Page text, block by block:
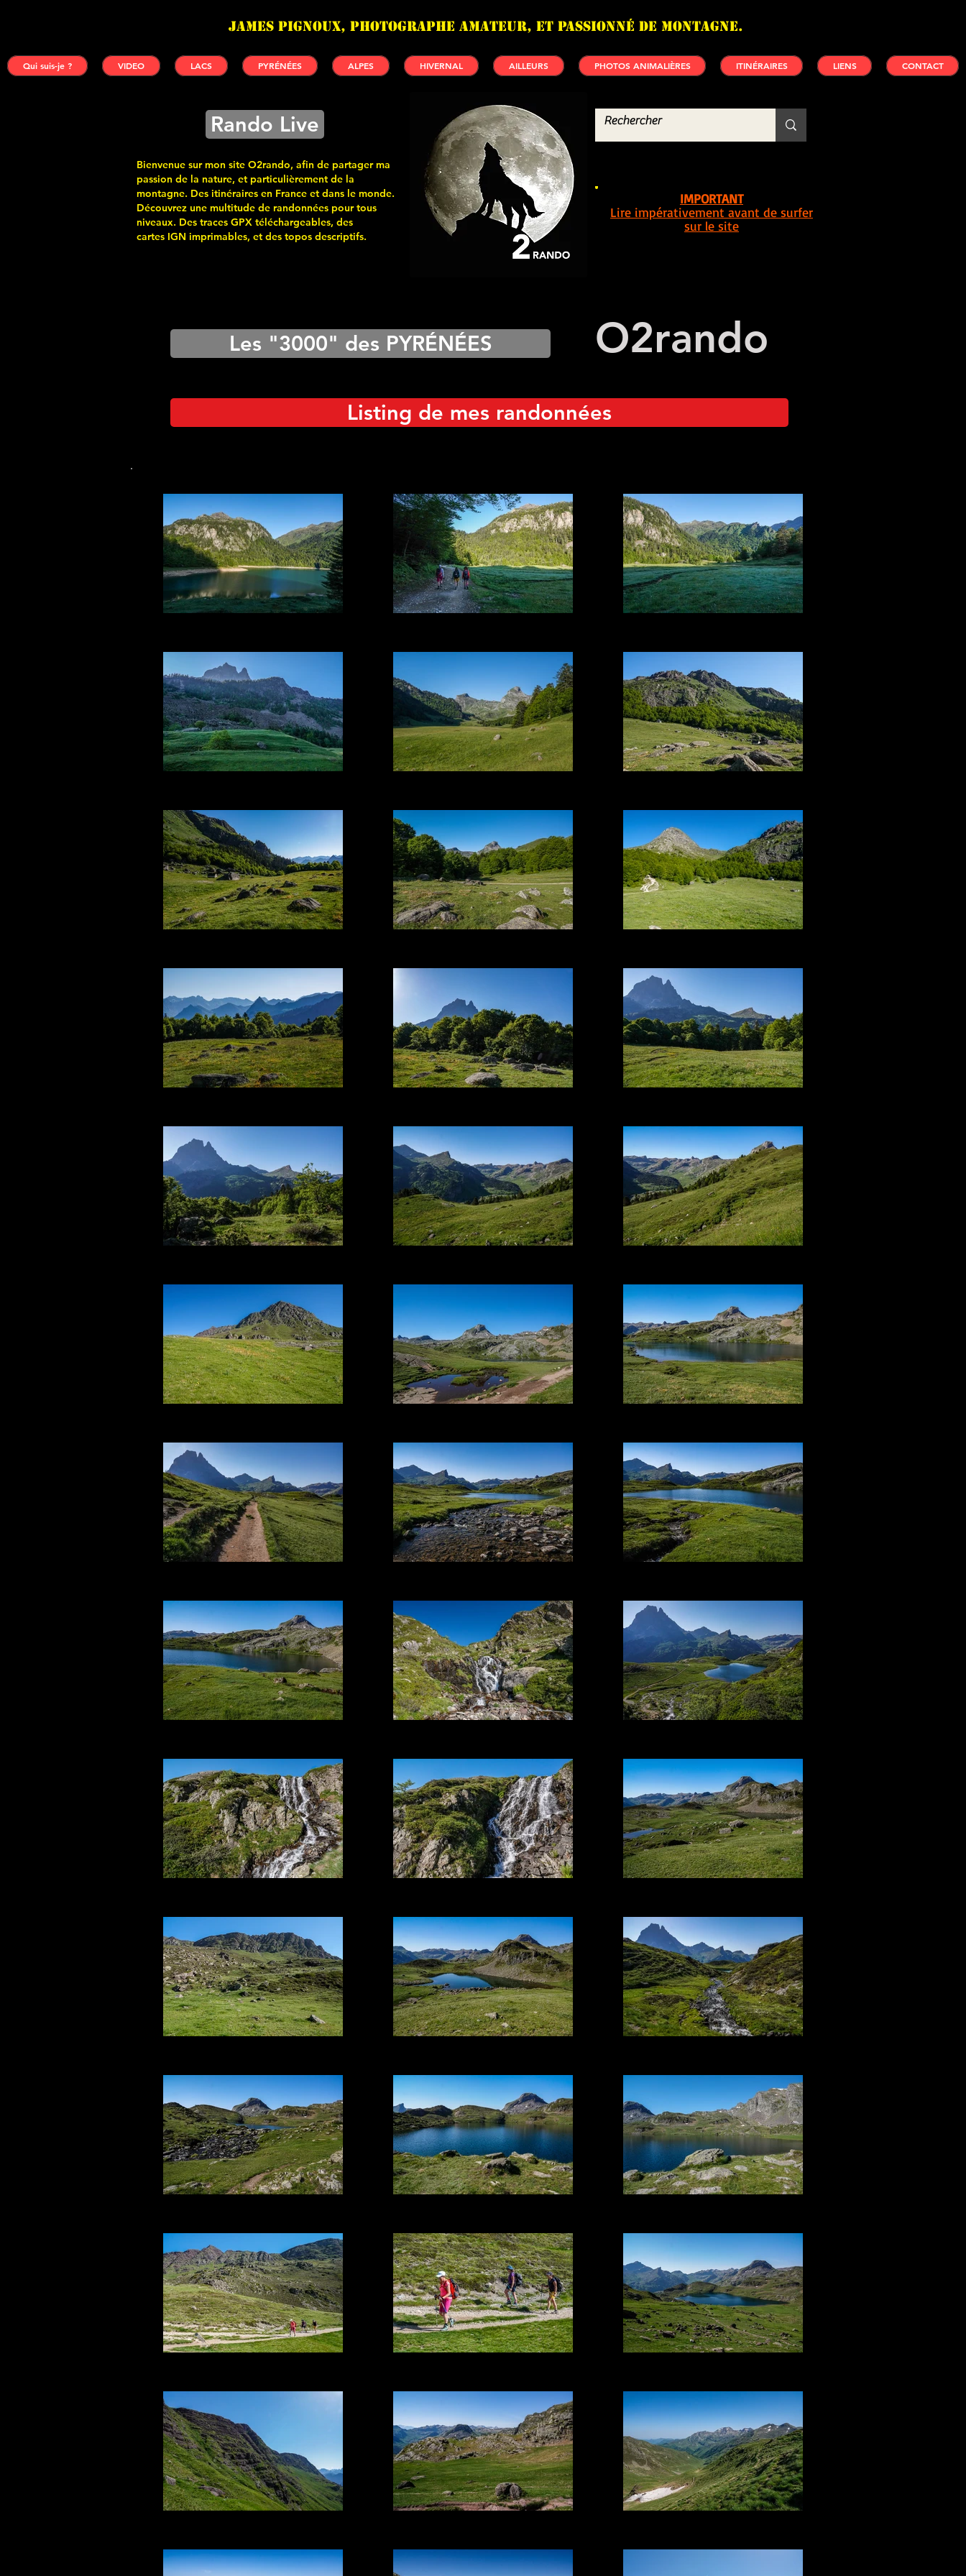
James PIGNOUX, photographe amateur, et passionné de montagne.
Qui suis-je ? VIDEO LACS PYRÉNÉES ALPES HIVERNAL AILLEURS PHOTOS ANIMALIÈRES ITINÉRAIRES LIENS CONTACT
Rando Live
Bienvenue sur mon site O2rando, afin de partager ma
passion de la nature, et particulièrement de la
montagne. Des itinéraires en France et dans le monde.
Découvrez une multitude de randonnées pour tous
niveaux. Des traces GPX téléchargeables, des
cartes IGN imprimables, et des topos descriptifs.
IMPORTANT
Lire impérativement avant de surfer
sur le site
Les "3000" des PYRÉNÉES O2rando
Listing de mes randonnées